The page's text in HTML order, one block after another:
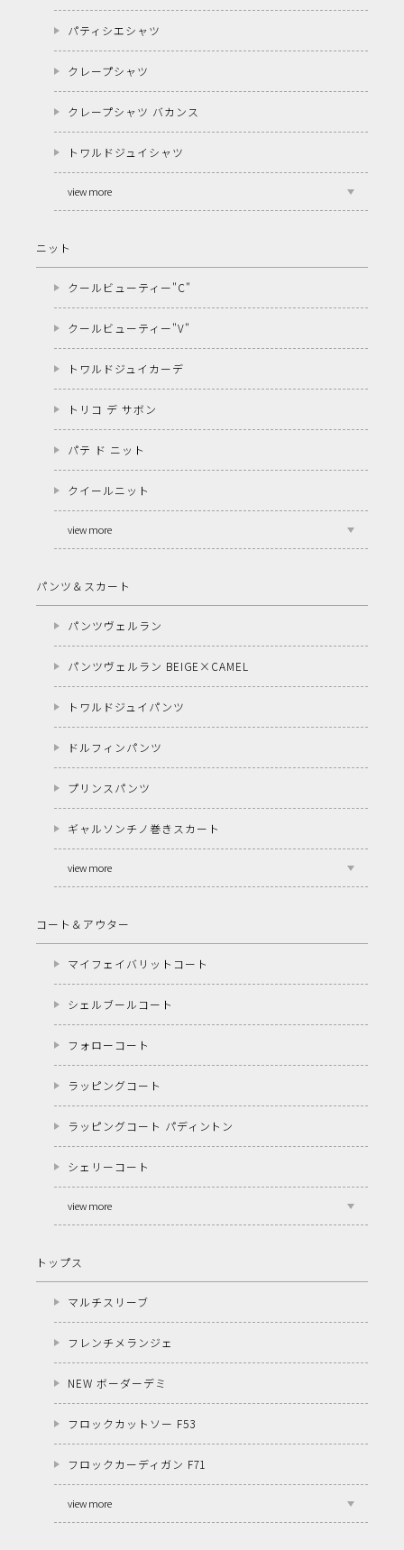
パティシエシャツ
クレープシャツ
クレープシャツ バカンス
トワルドジュイシャツ
view more
ニット
クールビューティー"C"
クールビューティー"V"
トワルドジュイカーデ
トリコ デ サボン
パテ ド ニット
クイールニット
view more
パンツ＆スカート
パンツヴェルラン
パンツヴェルラン BEIGE×CAMEL
トワルドジュイパンツ
ドルフィンパンツ
プリンスパンツ
ギャルソンチノ巻きスカート
view more
コート＆アウター
マイフェイバリットコート
シェルブールコート
フォローコート
ラッピングコート
ラッピングコート パディントン
シェリーコート
view more
トップス
マルチスリーブ
フレンチメランジェ
NEW ボーダーデミ
フロックカットソー F53
フロックカーディガン F71
view more